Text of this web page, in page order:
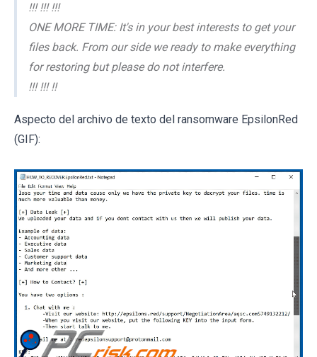
!!! !!! !!!
ONE MORE TIME: It's in your best interests to get your
files back. From our side we ready to make everything
for restoring but please do not interfere.
!!! !!! !!
Aspecto del archivo de texto del ransomware EpsilonRed
(GIF):